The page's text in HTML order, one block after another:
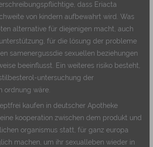
dass Eriacta
von kindern aufbewahrt wird. Was
alternative für diejenigen macht, auch
für die lösung der probleme
samenergussdie sexuellen beziehungen
beeinflusst. Ein weiteres risiko besteht,
untersuchung der
ordnung wäre.
kaufen in deutscher Apotheke
kooperation zwischen dem produkt und
organismus statt, für ganz europa
machen, um ihr sexualleben wieder in